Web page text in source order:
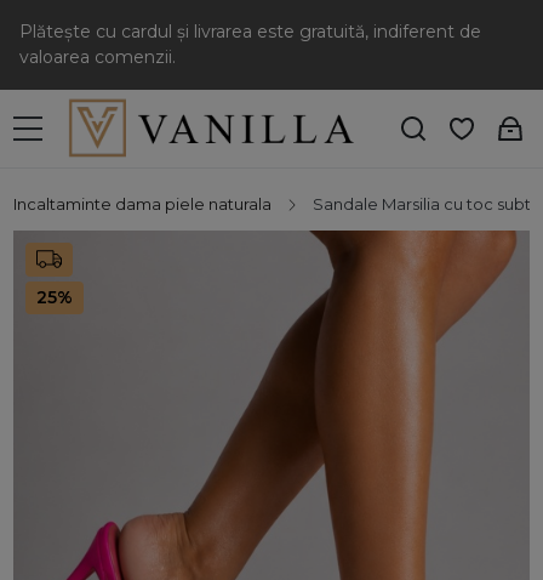
Plătește cu cardul și livrarea este gratuită, indiferent de
valoarea comenzii.
Incaltaminte dama piele naturala Sandale Marsilia cu toc
25%